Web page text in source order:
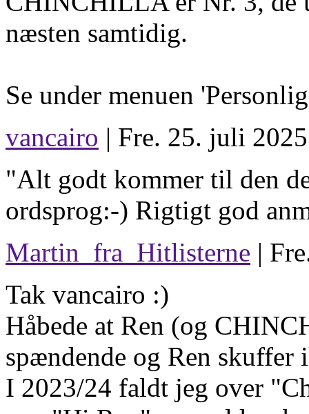
næsten samtidig.
Se under menuen
vancairo | Fre. 25. juli
"Alt godt kommer til den
ordsprog:-) Rigtigt god
Martin_fra_Hitlisterne |
Tak vancairo :)
Håbede at Ren (og
spændende og Ren skuffer
I 2023/24 faldt jeg over